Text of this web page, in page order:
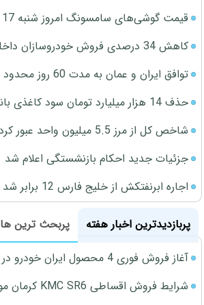
قیمت گوشی‌های سامسونگ امروز شنبه 17 مرداد 1405
کاهش 34 درصدی فروش خودروسازان داخلی در 4 ماه
توافق ایران و عمان به مدت 60 روز محدود خواهد بود
حذف 14 هزار میلیارد تومان سود کاغذی بانک صادرات
شاخص کل از مرز 5.5 میلیون واحد عبور کرد
جزئیات جدید احکام بازنشستگی اعلام شد
اجاره ابرنفتکش از خلیج فارس 12 برابر شد
پربازدیدترین اخبار هفته
پربحث ترین ها
آغاز فروش فوری 4 محصول ایران خودرو در نمایندگی‌ها
شرایط فروش اقساطی KMC SR6 کرمان موتور اعلام شد